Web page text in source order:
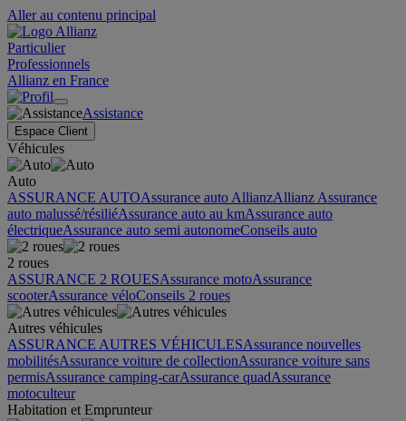
Aller au contenu principal
Particulier
Professionnels
Allianz en France
Assistance
Espace Client
Véhicules
Auto
ASSURANCE AUTOAssurance auto AllianzAllianz Assurance
auto malussé/résiliéAssurance auto au kmAssurance auto
électriqueAssurance auto semi autonomeConseils auto
2 roues
ASSURANCE 2 ROUESAssurance motoAssurance
scooterAssurance véloConseils 2 roues
Autres véhicules
ASSURANCE AUTRES VÉHICULESAssurance nouvelles
mobilitésAssurance voiture de collectionAssurance voiture sans
permisAssurance camping-carAssurance quadAssurance
motoculteur
Habitation et Emprunteur